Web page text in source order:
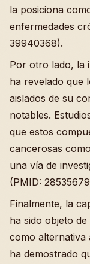
la posiciona
enfermedades
39940368).
Por otro lado, la
ha revelado que
aislados de su
notables.
que estos
cancerosas
una vía de
(PMID:
Finalmente, la
ha sido objeto
como alternativa
ha demostrado